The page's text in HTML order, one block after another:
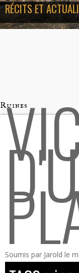
RÉCITS ET
Ruines
Soumis par Jarold le